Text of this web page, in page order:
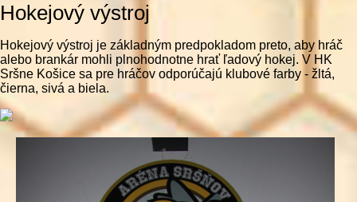
Hokejový výstroj
Hokejový výstroj je základným predpokladom preto, aby hráč
alebo brankár mohli plnohodnotne hrať ľadový hokej. V HK
Sršne Košice sa pre hráčov odporúčajú klubové farby - žltá,
čierna, sivá a biela.